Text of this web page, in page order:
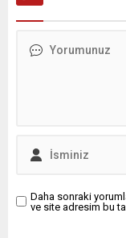
Daha sonraki
ve site adresim bu